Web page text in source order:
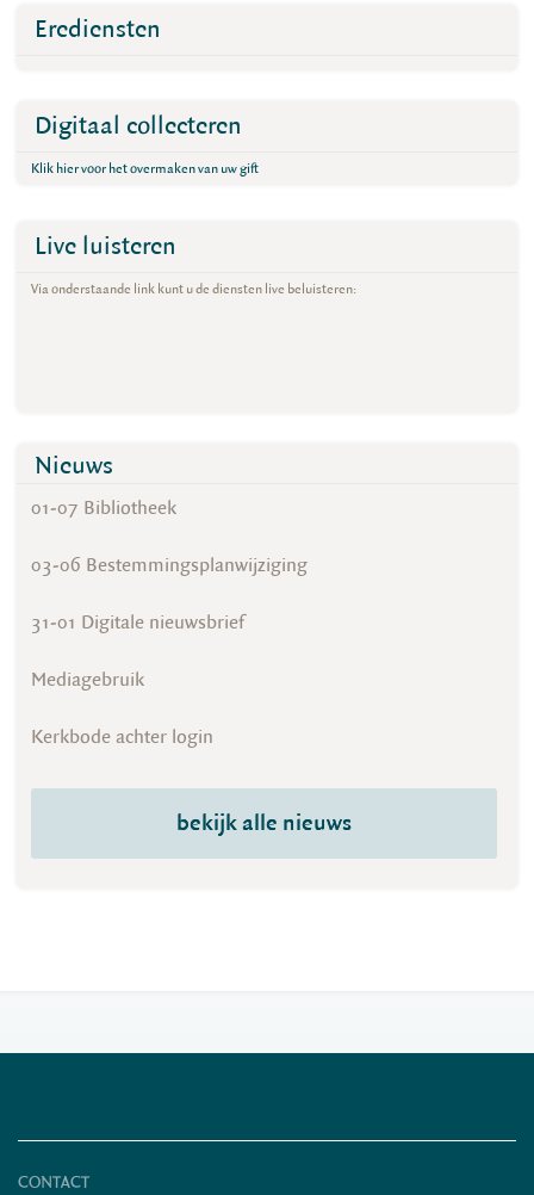
Erediensten
Digitaal collecteren
Klik hier voor het overmaken van uw gift
Live luisteren
Via onderstaande link kunt u de diensten live beluisteren:
Nieuws
01-07 Bibliotheek
03-06 Bestemmingsplanwijziging
31-01 Digitale nieuwsbrief
Mediagebruik
Kerkbode achter login
bekijk alle nieuws
CONTACT